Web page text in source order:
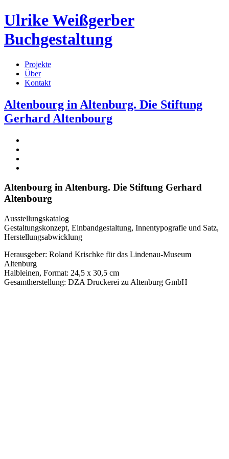
Ulrike Weißgerber
Buchgestaltung
Projekte
Über
Kontakt
Altenbourg in Altenburg. Die Stiftung
Gerhard Altenbourg
Altenbourg in Altenburg. Die Stiftung Gerhard
Altenbourg
Ausstellungskatalog
Gestaltungskonzept, Einbandgestaltung, Innentypografie und Satz,
Herstellungsabwicklung
Herausgeber: Roland Krischke für das Lindenau-Museum
Altenburg
Halbleinen, Format: 24,5 x 30,5 cm
Gesamtherstellung: DZA Druckerei zu Altenburg GmbH